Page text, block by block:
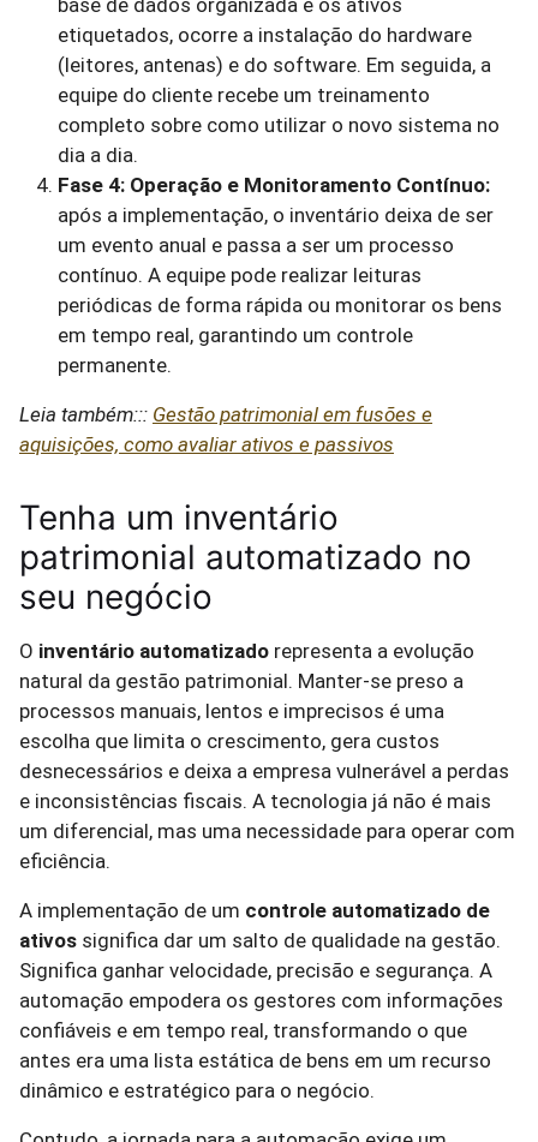
base de dados organizada e os ativos
etiquetados, ocorre a instalação do hardware
(leitores, antenas) e do software. Em seguida, a
equipe do cliente recebe um treinamento
completo sobre como utilizar o novo sistema no
dia a dia.
Fase 4: Operação e Monitoramento Contínuo:
após a implementação, o inventário deixa de ser
um evento anual e passa a ser um processo
contínuo. A equipe pode realizar leituras
periódicas de forma rápida ou monitorar os bens
em tempo real, garantindo um controle
permanente.
Leia também::: Gestão patrimonial em fusões e
aquisições, como avaliar ativos e passivos
Tenha um inventário
patrimonial automatizado no
seu negócio
O inventário automatizado representa a evolução
natural da gestão patrimonial. Manter-se preso a
processos manuais, lentos e imprecisos é uma
escolha que limita o crescimento, gera custos
desnecessários e deixa a empresa vulnerável a perdas
e inconsistências fiscais. A tecnologia já não é mais
um diferencial, mas uma necessidade para operar com
eficiência.
A implementação de um controle automatizado de
ativos significa dar um salto de qualidade na gestão.
Significa ganhar velocidade, precisão e segurança. A
automação empodera os gestores com informações
confiáveis e em tempo real, transformando o que
antes era uma lista estática de bens em um recurso
dinâmico e estratégico para o negócio.